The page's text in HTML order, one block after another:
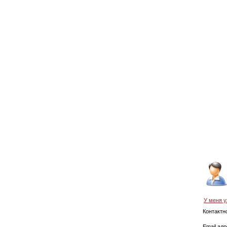
У меня